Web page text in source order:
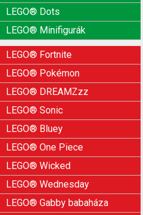
LEGO® Dots
LEGO® Minifigurák
LEGO® Fortnite
LEGO® Pokémon
LEGO® DREAMZzz
LEGO® Sonic
LEGO® Bluey
LEGO® One Piece
LEGO® Wicked
LEGO® Wednesday
LEGO® Gabby babaháza